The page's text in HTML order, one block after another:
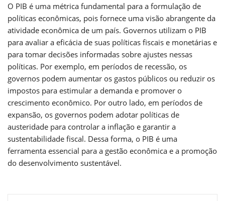
O PIB é uma métrica fundamental para a formulação de
políticas econômicas, pois fornece uma visão abrangente da
atividade econômica de um país. Governos utilizam o PIB
para avaliar a eficácia de suas políticas fiscais e monetárias e
para tomar decisões informadas sobre ajustes nessas
políticas. Por exemplo, em períodos de recessão, os
governos podem aumentar os gastos públicos ou reduzir os
impostos para estimular a demanda e promover o
crescimento econômico. Por outro lado, em períodos de
expansão, os governos podem adotar políticas de
austeridade para controlar a inflação e garantir a
sustentabilidade fiscal. Dessa forma, o PIB é uma
ferramenta essencial para a gestão econômica e a promoção
do desenvolvimento sustentável.